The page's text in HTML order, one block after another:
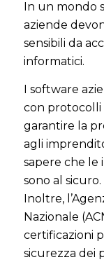
In un mondo
aziende
sensibili da
informatici.
I software
con protocolli
garantire la
agli
sapere che le
sono al sicuro.
Inoltre,
Nazionale
certificazioni
sicurezza dei